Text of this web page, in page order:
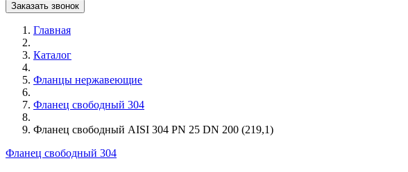
Заказать звонок
Главная
Каталог
Фланцы нержавеющие
Фланец свободный 304
Фланец свободный AISI 304 PN 25 DN 200 (219,1)
Фланец свободный 304